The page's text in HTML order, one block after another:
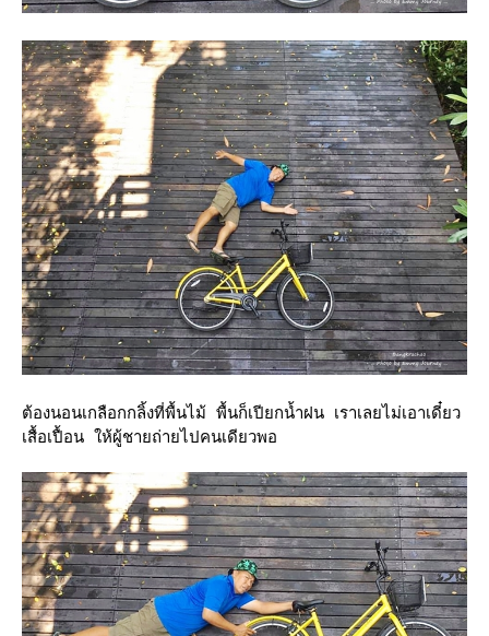
ต้องนอนเกลือกกลิ้งที่พื้นไม้ พื้นก็เปียกน้ำฝน เราเลยไม่เอาเดี๋ยว
เสื้อเปื้อน ให้ผู้ชายถ่ายไปคนเดียวพอ